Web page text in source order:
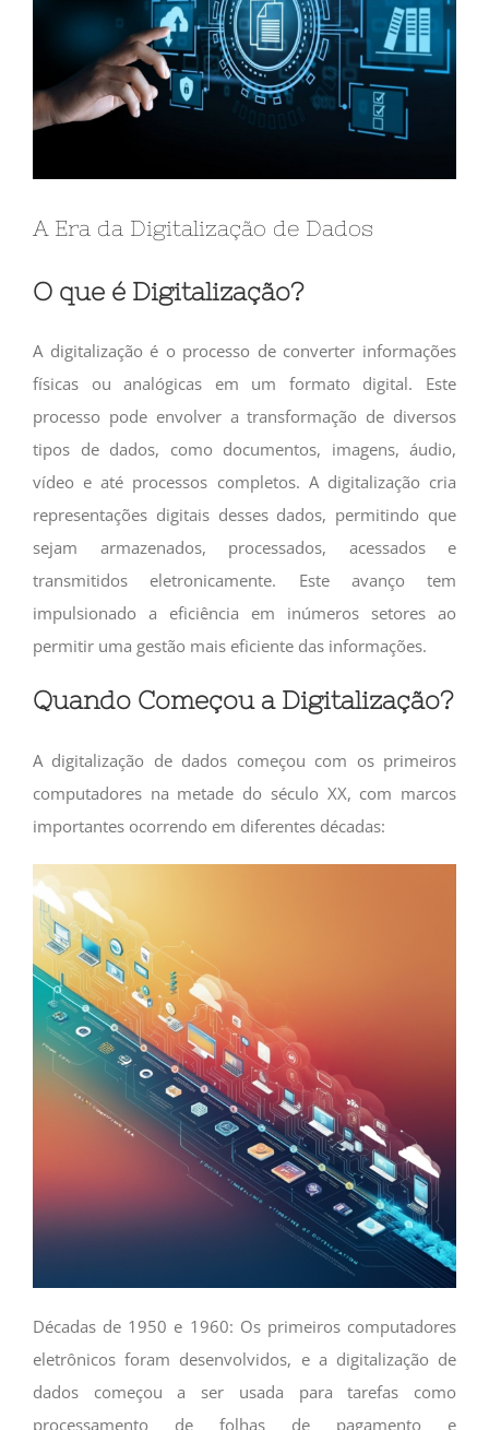
A Era da Digitalização de Dados
O que é Digitalização?
A digitalização é o processo de converter informações
físicas ou analógicas em um formato digital. Este
processo pode envolver a transformação de diversos
tipos de dados, como documentos, imagens, áudio,
vídeo e até processos completos. A digitalização cria
representações digitais desses dados, permitindo que
sejam armazenados, processados, acessados e
transmitidos eletronicamente. Este avanço tem
impulsionado a eficiência em inúmeros setores ao
permitir uma gestão mais eficiente das informações.
Quando Começou a Digitalização?
A digitalização de dados começou com os primeiros
computadores na metade do século XX, com marcos
importantes ocorrendo em diferentes décadas:
Décadas de 1950 e 1960: Os primeiros computadores
eletrônicos foram desenvolvidos, e a digitalização de
dados começou a ser usada para tarefas como
processamento de folhas de pagamento e